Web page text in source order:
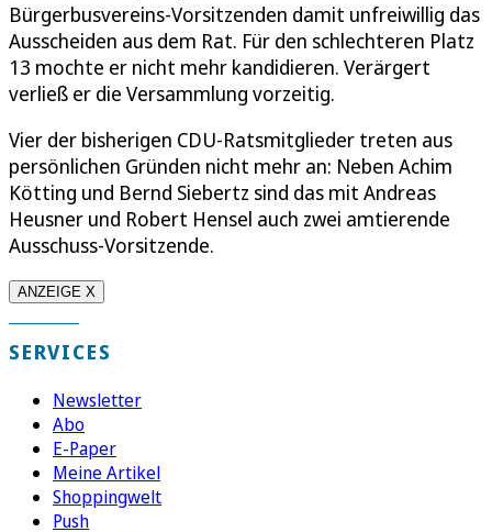
Bürgerbusvereins-Vorsitzenden damit unfreiwillig das
Ausscheiden aus dem Rat. Für den schlechteren Platz
13 mochte er nicht mehr kandidieren. Verärgert
verließ er die Versammlung vorzeitig.
Vier der bisherigen CDU-Ratsmitglieder treten aus
persönlichen Gründen nicht mehr an: Neben Achim
Kötting und Bernd Siebertz sind das mit Andreas
Heusner und Robert Hensel auch zwei amtierende
Ausschuss-Vorsitzende.
ANZEIGE X
SERVICES
Newsletter
Abo
E-Paper
Meine Artikel
Shoppingwelt
Push